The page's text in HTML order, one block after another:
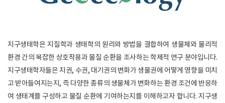
지구생태학은 지질학과 생태학의 원리와 방법을 결합하여 생물체와 물리적
환경 간의 복잡한 상호작용과 물질 순환을 조사하는 학제적 연구 분야입니다.
지구생태학자들은 지권, 수권, 대기권의 변화가 생물권에 어떻게 영향을 미치
고 받아들여지는지, 즉 다양한 종류의 생물체가 변화하는 환경 조건에 반응하
여 생태계를 구성하고 물질 순환에 기여하는지를 이해하고자 합니다. 지구생